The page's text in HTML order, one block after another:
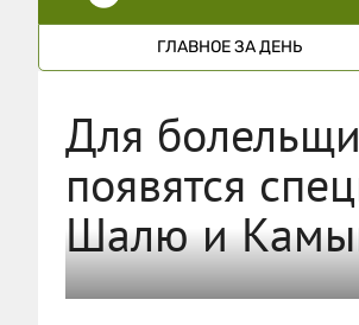
ГЛАВНОЕ ЗА ДЕНЬ
Для
появятся
Шалю и